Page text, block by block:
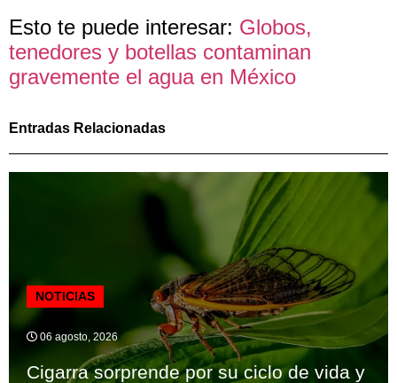
Esto te puede interesar: Globos,
tenedores y botellas contaminan
gravemente el agua en México
Entradas Relacionadas
NOTICIAS
06 agosto, 2026
Cigarra sorprende por su ciclo de vida y